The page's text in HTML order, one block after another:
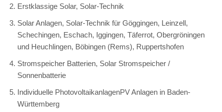
Erstklassige Solar, Solar-Technik
Solar Anlagen, Solar-Technik für Göggingen, Leinzell,
Schechingen, Eschach, Iggingen, Täferrot, Obergröningen
und Heuchlingen, Böbingen (Rems), Ruppertshofen
Stromspeicher Batterien, Solar Stromspeicher /
Sonnenbatterie
Individuelle PhotovoltaikanlagenPV Anlagen in Baden-
Württemberg